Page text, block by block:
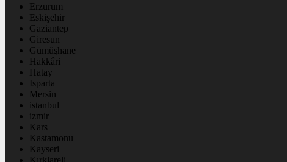
Erzurum
Eskişehir
Gaziantep
Giresun
Gümüşhane
Hakkâri
Hatay
Isparta
Mersin
istanbul
izmir
Kars
Kastamonu
Kayseri
Kırklareli